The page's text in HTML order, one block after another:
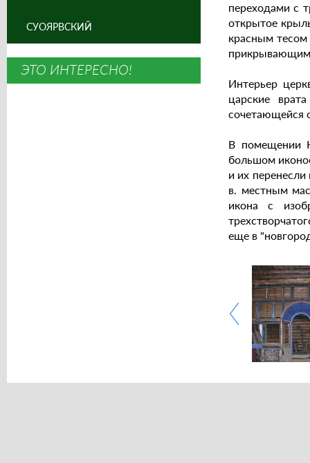
переходами с
открытое
красным
Интерьер
царские
сочетающейся
В помещении
большом
и их
в. местным
икона с
еще в
СУОЯРВСКИЙ
ЭТО ИНТЕРЕСНО!